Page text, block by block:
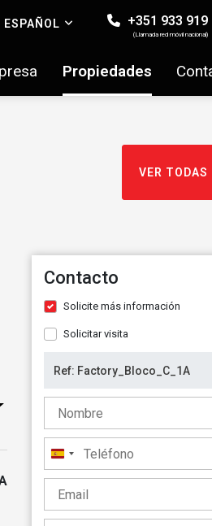
ESPAÑOL +351 933 919
(Llamada red móvil nacional)
Propiedades
VER TODAS
Contacto
Solicite más información
Solicitar visita
España
+34